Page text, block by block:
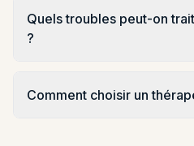
Quels troubles peut-on
?
Comment choisir un